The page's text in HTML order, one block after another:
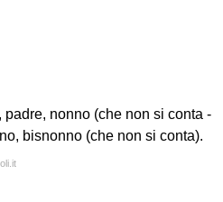
nonno (che non si conta -
bisnonno (che non si conta).